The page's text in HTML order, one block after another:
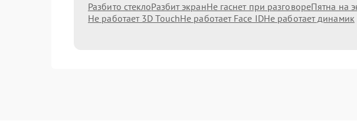
Разбито стеклоРазбит экранНе гаснет при разговореПятна на
Не работает 3D TouchНе работает Face IDНе работает динамик